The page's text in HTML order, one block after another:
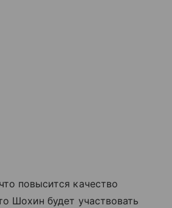
повысится качество
Шохин будет участвовать